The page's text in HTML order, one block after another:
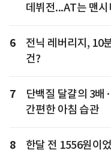
데뷔전...AT는 맨
6
전닉 레버리지, 10
건?
7
단백질 달걀의 3배
간편한 아침 습관
8
한달 전 1556원이